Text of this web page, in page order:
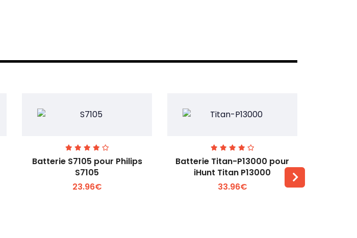
Voir plus +
Batterie S7105 pour Philips
S7105
23.96€
Voir plus +
Batterie Titan-P13000 pour
iHunt Titan P13000
33.96€